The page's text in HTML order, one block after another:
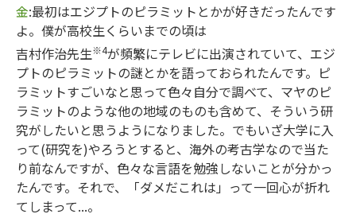
金:最初はエジプトのピラミットとかが好きだったんです
よ。僕が高校生くらいまでの頃は
吉村作治先生※4が頻繁にテレビに出演されていて、エジ
プトのピラミットの謎とかを語っておられたんです。ピ
ラミットすごいなと思って色々自分で調べて、マヤのピ
ラミットのような他の地域のものも含めて、そういう研
究がしたいと思うようになりました。でもいざ大学に入
って(研究を)やろうとすると、海外の考古学なので当た
り前なんですが、色々な言語を勉強しないことが分かっ
たんです。それで、「ダメだこれは」って一回心が折れ
てしまって...。